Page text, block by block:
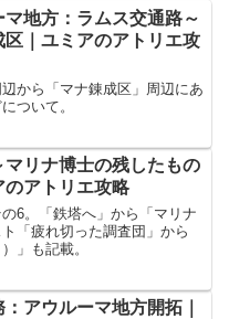
マ地方：ラムス交通路～
区｜ユミアのアトリエ攻
から「マナ錬成区」周辺にあ
ついて。
マリナ博士の残したもの
のアトリエ攻略
6。「鉄塔へ」から「マリナ
「疲れ切った調査団」から
」も記載。
：アウルーマ地方開拓｜